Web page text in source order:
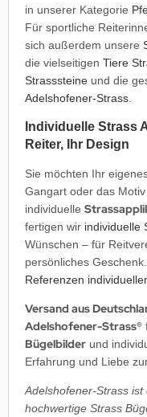
in unserer Kategorie
Für sportliche
sich außerdem unsere
die vielseitigen Tiere
Strasssteine und die
Adelshofener-Strass
Individuelle Strass
Reiter, Ihr Design
Sie möchten Ihr
Gangart oder das
individuelle
fertigen wir individuelle
Wünschen – für
persönliches
Referenzen
Versand aus
Adelshofener-Strass®
Bügelbilder und
Erfahrung und Liebe
Adelshofener-Strass
hochwertige Strass